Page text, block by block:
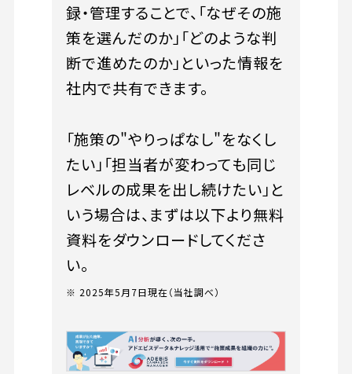
録・管理することで、「なぜその施
策を選んだのか」「どのような判
断で進めたのか」といった情報を
社内で共有できます。
「施策の"やりっぱなし"をなくし
たい」「担当者が変わっても同じ
レベルの成果を出し続けたい」と
いう場合は、まずは以下より無料
資料をダウンロードしてくださ
い。
※ 2025年5月7日現在（当社調べ）